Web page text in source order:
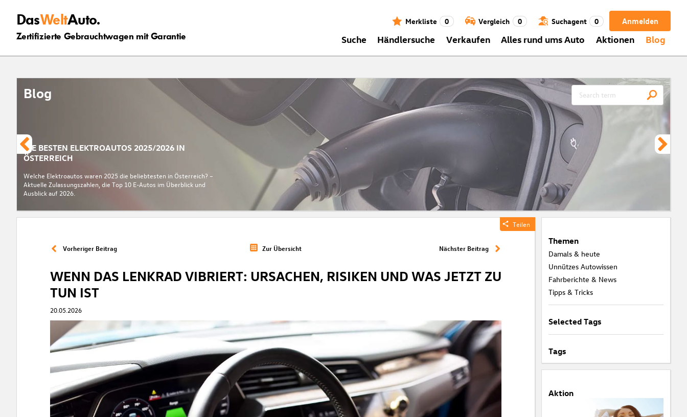
DasWeltAuto.
Zertifizierte Gebrauchtwagen mit Garantie
Anmelden
Merkliste 0 Vergleich 0 Suchagent 0
Suche Händlersuche Verkaufen Alles rund ums Auto Aktionen Blog
Blog
DIE BESTEN ELEKTROAUTOS 2025/2026 IN
ÖSTERREICH
Welche Elektroautos waren 2025 die beliebtesten in Österreich? –
Aktuelle Zulassungszahlen, die Top 10 E-Autos im Überblick und
Ausblick auf 2026.
Teilen
Vorheriger Beitrag Zur Übersicht Nächster Beitrag
WENN DAS LENKRAD VIBRIERT: URSACHEN, RISIKEN UND WAS JETZT ZU
TUN IST
20.05.2026
Themen
Damals & heute
Unnützes Autowissen
Fahrberichte & News
Tipps & Tricks
Selected Tags
Tags
Aktion